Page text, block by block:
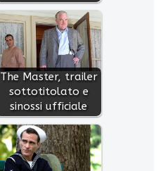
The Master, trailer
sottotitolato e
sinossi ufficiale